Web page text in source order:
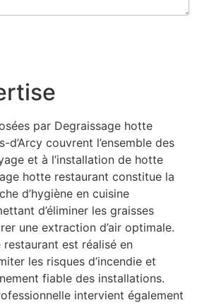
par Degraissage hotte
d’Arcy couvrent l’ensemble des
et à l’installation de hotte
hotte restaurant constitue la
d’hygiène en cuisine
d’éliminer les graisses
une extraction d’air optimale.
est réalisé en
les risques d’incendie et
fiable des installations.
intervient également